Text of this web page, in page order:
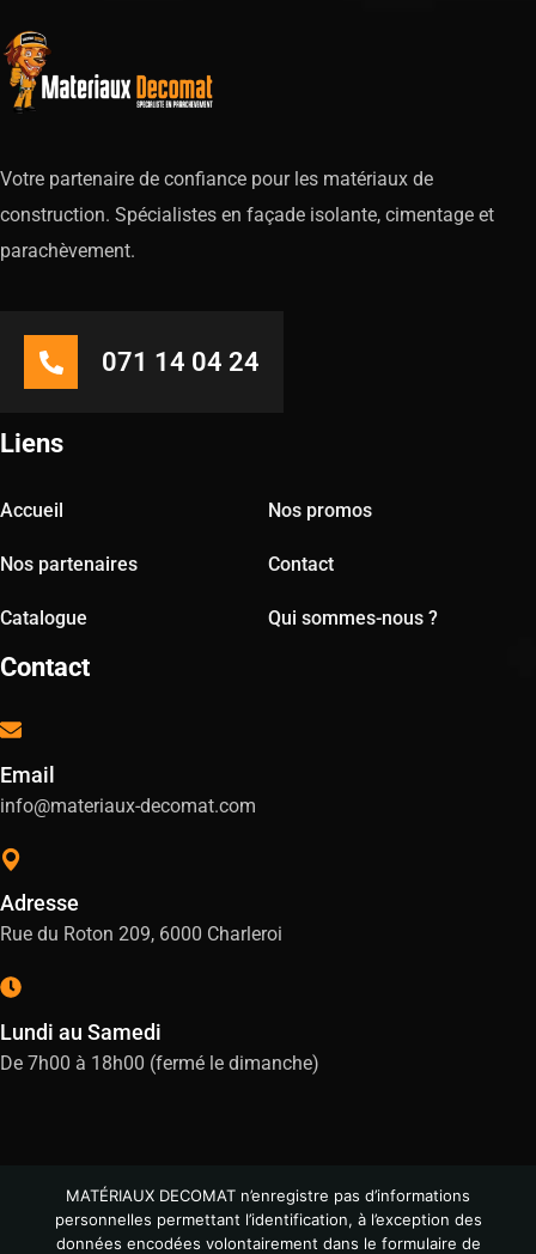
Votre partenaire de confiance pour les matériaux de
construction. Spécialistes en façade isolante, cimentage et
parachèvement.
071 14 04 24
Liens
Accueil Nos promos
Nos partenaires Contact
Catalogue Qui sommes-nous ?
Contact
Email
info@materiaux-decomat.com
Adresse
Rue du Roton 209, 6000 Charleroi
Lundi au Samedi
De 7h00 à 18h00 (fermé le dimanche)
MATÉRIAUX DECOMAT n’enregistre pas d’informations
personnelles permettant l’identification, à l’exception des
données encodées volontairement dans le formulaire de